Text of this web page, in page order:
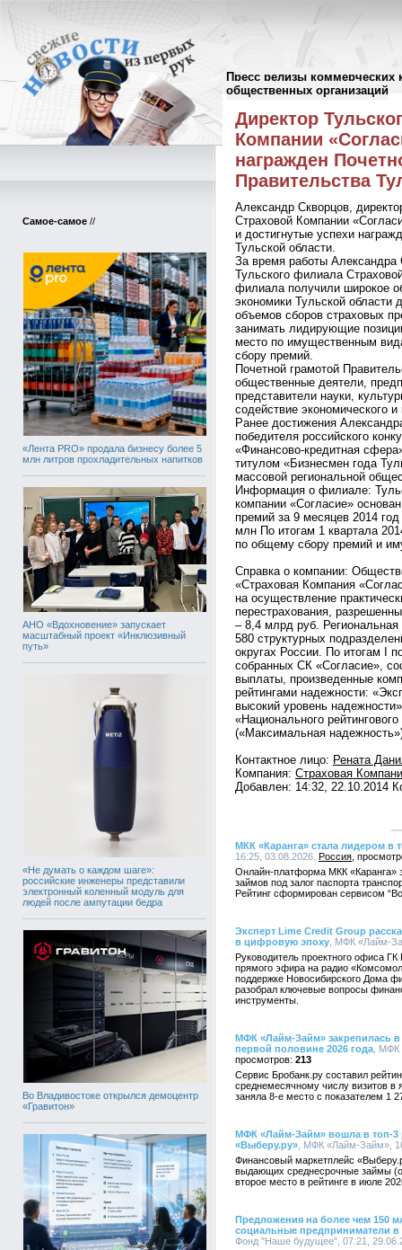
Пресс релизы коммерческих
общественных организаций
Самое-самое //
«Лента PRO» продала бизнесу более 5
млн литров прохладительных напитков
АНО «Вдохновение» запускает
масштабный проект «Инклюзивный
путь»
«Не думать о каждом шаге»:
российские инженеры представили
электронный коленный модуль для
людей после ампутации бедра
Во Владивостоке открылся демоцентр
«Гравитон»
Пресс-релизы//
Директор
Компании
награжден
Правительства
Александр Скворцов,
Страховой Компании
и достигнутые успехи
Тульской области.
За время работы Александра
Тульского филиала
филиала получили широкое
экономики Тульской области
объемов сборов страховых
занимать лидирующие
место по имущественным
сбору премий.
Почетной грамотой
общественные деятели,
представители науки,
содействие экономического
Ранее достижения
победителя российского
«Финансово-кредитная
титулом «Бизнесмен года
массовой региональной
Информация о филиале:
компании «Согласие»
премий за 9 месяцев 2014
млн По итогам 1 квартала
по общему сбору премий и
Справка о компании:
«Страховая Компания
на осуществление
перестрахования,
– 8,4 млрд руб.
580 структурных
округах России. По итогам I
собранных СК «Согласие»,
выплаты, произведенные
рейтингами надежности:
высокий уровень
«Национального
(«Максимальная
Контактное лицо: Рената
Компания: Страховая
Добавлен: 14:32, 22.10.2014
МКК «Каранга» стала лидером в
16:25, 03.08.2026, Россия
Онлайн-платформа МКК «Каранга»
займов под залог паспорта
Рейтинг сформирован сервисом
Эксперт Lime Credit Group
в цифровую эпоху , МФК «Лайм-
Руководитель проектного офиса
прямого эфира на радио
поддержке Новосибирского Дома
разобрал ключевые вопросы
инструменты.
МФК «Лайм-Займ» закрепилась
первой половине 2026 года ,
213
Сервис Бробанк.ру составил
среднемесячному числу визитов
заняла 8-е место с показателем 1
МФК «Лайм-Займ» вошла в топ-3
«Выберу.ру» , МФК «Лайм-Займ»,
Финансовый маркетплейс
выдающих среднесрочные займы
второе место в рейтинге в июле
Предложения на более чем 150
социальные предприниматели в
Фонд "Наше будущее", 07:21,